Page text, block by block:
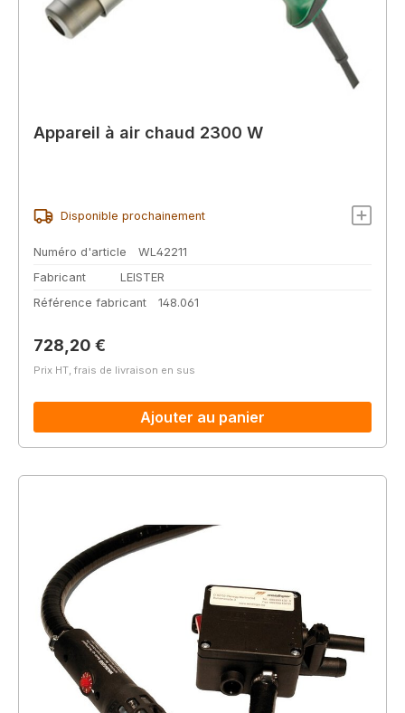
Appareil à air chaud 2300 W
Disponible prochainement
Numéro d'article
WL42211
Fabricant
LEISTER
Référence fabricant
148.061
Prix régulier :
728,20 €
Prix HT, frais de livraison en sus
Ajouter au panier